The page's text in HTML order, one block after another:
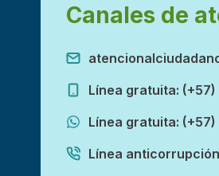
Canales de
Línea gratuita: (+57)
Línea gratuita: (+57)
Línea